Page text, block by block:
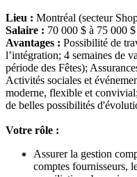
Lieu : Montréal (secteur
Salaire : 70 000 $ à 75 000 $
Avantages : Possibilité de
l’intégration; 4 semaines de
période des Fêtes);
Activités sociales et
moderne, flexible et
de belles possibilités
Votre rôle :
Assurer la gestion
comptes fournisseurs,